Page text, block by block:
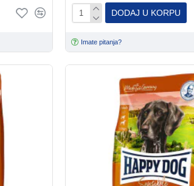
DODAJ U KORPU
Imate pitanja?